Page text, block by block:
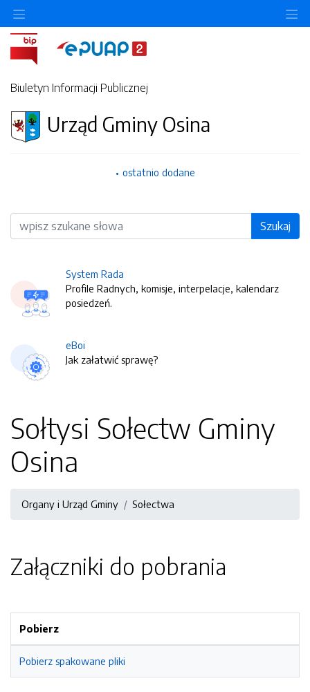
Biuletyn Informacji Publicznej
Urząd Gminy Osina
ostatnio dodane
Wyszukiwarka Szukaj
System Rada
Profile Radnych, komisje, interpelacje, kalendarz
posiedzeń.
eBoi
Jak załatwić sprawę?
Sołtysi Sołectw Gminy
Osina
Organy i Urząd Gminy Sołectwa
Załączniki do pobrania
Pobierz
Pobierz spakowane pliki